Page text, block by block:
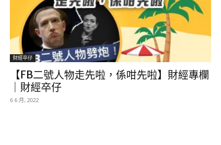
財經卒仔
【FB二號人物走先啦，係咁先啦】財經專欄
｜財經卒仔
6 6 月, 2022